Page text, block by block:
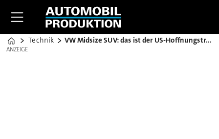
Home
Technik VW Midsize SUV: das ist der US-Hoffnungsträger
ANZEIGE
ANZEIGE